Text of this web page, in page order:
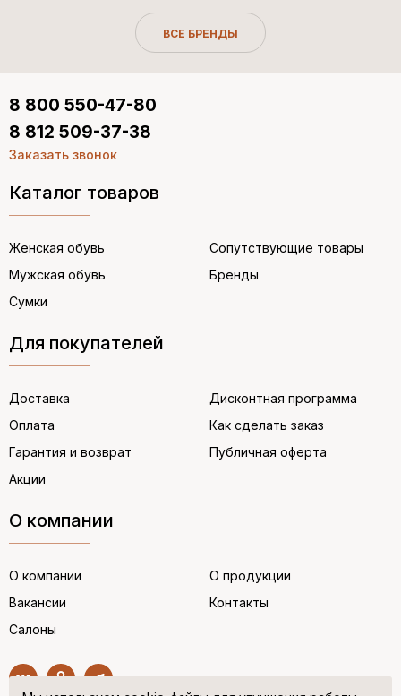
ВСЕ БРЕНДЫ
Каталог товаров
Женская обувь
Мужская обувь
Сумки
Сопутствующие товары
Бренды
Для покупателей
Доставка
Оплата
Гарантия и возврат
Акции
Дисконтная программа
Как сделать заказ
Публичная оферта
О компании
О компании
Вакансии
Салоны
О продукции
Контакты
8 800 550-47-80
8 812 509-37-38
Заказать звонок